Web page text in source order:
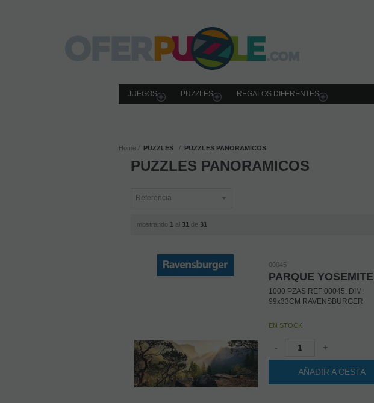
JUEGOS PUZZLES REGALOS DIFERENTES
Home PUZZLES PUZZLES PANORAMICOS
PUZZLES PANORAMICOS
mostrando 1 al 31 de 31
00045
PARQUE YOSEMITE
1000 PZAS REF:00045. DIM:
99x33CM RAVENSBURGER
EN STOCK
- +
AÑADIR A CESTA